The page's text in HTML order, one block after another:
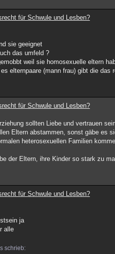
für Schwule und Lesben?
sie geeignet
das umfeld ?
weil sie homosexuelle eltern
elternpaare (mann frau) gibt die
für Schwule und Lesben?
sollten Liebe und vertrauen
Eltern abstammen, sonst gäbe es
heterosexuellen Familien
der Eltern, ihre Kinder so stark zu
für Schwule und Lesben?
ja
alle
schrieb: